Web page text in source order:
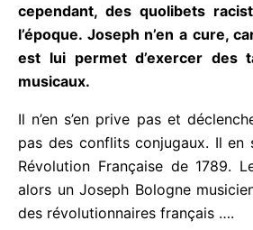
Dès lors, notre guadeloupéen
les milieux de l’aristocratie
souffre cependant, des
nobles de l’époque. Joseph
talents autres que musicaux.
Il n’en s’en prive pas et
pas des conflits conjugaux. Il en
la Révolution Française de